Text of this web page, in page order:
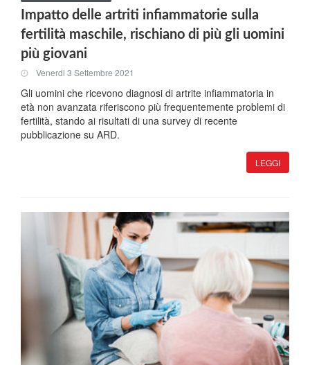
Impatto delle artriti infiammatorie sulla
fertilità maschile, rischiano di più gli uomini
più giovani
Venerdi 3 Settembre 2021
Gli uomini che ricevono diagnosi di artrite infiammatoria in
età non avanzata riferiscono più frequentemente problemi di
fertilità, stando ai risultati di una survey di recente
pubblicazione su ARD.
LEGGI